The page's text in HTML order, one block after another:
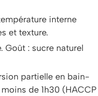
interne
et texture.
Goût : sucre naturel
partielle en bain-
de 1h30 (HACCP